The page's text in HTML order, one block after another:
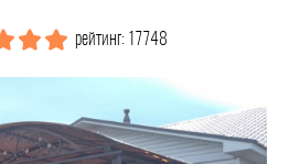
рейтинг: 17748